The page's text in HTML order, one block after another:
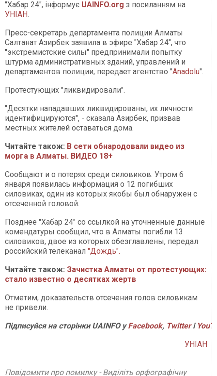
"Хабар 24", інформує UAINFO.org з посиланням на
УНІАН.
Пресс-секретарь департамента полиции Алматы
Салтанат Азирбек заявила в эфире "Хабар 24", что
"экстремистские силы" предпринимали попытку
штурма административных зданий, управлений и
департаментов полиции, передает агентство "Anadolu".
Протестующих "ликвидировали".
"Десятки нападавших ликвидированы, их личности
идентифицируются", - сказала Азирбек, призвав
местных жителей оставаться дома.
Читайте також: В сети обнародовали видео из
морга в Алматы. ВИДЕО 18+
Сообщают и о потерях среди силовиков. Утром 6
января появилась информация о 12 погибших
силовиках, один из которых якобы был обнаружен с
отсеченной головой.
Позднее "Хабар 24" со ссылкой на уточненные данные
комендатуры сообщил, что в Алматы погибли 13
силовиков, двое из которых обезглавлены, передал
российский телеканал "Дождь".
Читайте також: Зачистка Алматы от протестующих:
стало известно о десятках жертв
Отметим, доказательств отсечения голов силовикам
не привели.
Підписуйся на сторінки UAINFO уFacebook, Twitterі
УНІАН
Повідомити про помилку - Виділіть орфографічну